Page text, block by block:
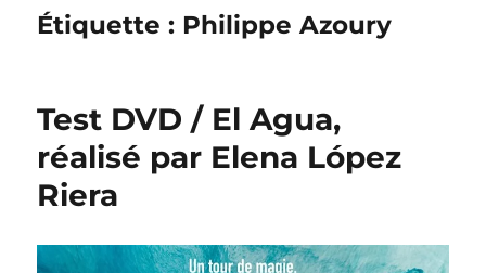
Étiquette : Philippe Azoury
Test DVD / El Agua,
réalisé par Elena López
Riera